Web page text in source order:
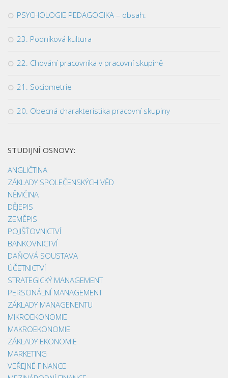
PSYCHOLOGIE PEDAGOGIKA – obsah:
23. Podniková kultura
22. Chování pracovníka v pracovní skupině
21. Sociometrie
20. Obecná charakteristika pracovní skupiny
STUDIJNÍ OSNOVY:
ANGLIČTINA
ZÁKLADY SPOLEČENSKÝCH VĚD
NĚMČINA
DĚJEPIS
ZEMĚPIS
POJIŠŤOVNICTVÍ
BANKOVNICTVÍ
DAŇOVÁ SOUSTAVA
ÚČETNICTVÍ
STRATEGICKÝ MANAGEMENT
PERSONÁLNÍ MANAGEMENT
ZÁKLADY MANAGENENTU
MIKROEKONOMIE
MAKROEKONOMIE
ZÁKLADY EKONOMIE
MARKETING
VEŘEJNÉ FINANCE